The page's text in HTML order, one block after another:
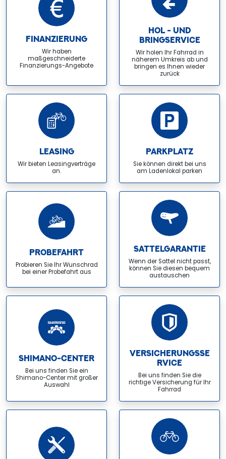
FINANZIERUNG
Wir haben
maßgeschneiderte
Finanzierungs-Angebote
HOL - UND
BRINGSERVICE
Wir holen Ihr Fahrrad in
näherem Umkreis ab und
bringen es Ihnen wieder
zurück
LEASING
Wir bieten Leasingverträge
an.
PARKPLATZ
Sie können direkt bei uns
am Ladenlokal parken
PROBEFAHRT
Probieren Sie Ihr Wunschrad
bei einer Probefahrt aus
SATTELGARANTIE
Wenn der Sattel nicht passt,
können Sie diesen bequem
austauschen
SHIMANO-CENTER
Bei uns finden Sie ein
Shimano-Center mit großer
Auswahl
VERSICHERUNGSSE
RVICE
Bei uns finden Sie die
richtige Versicherung für Ihr
Fahrrad